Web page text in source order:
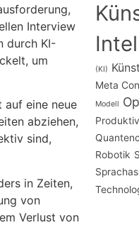
Interview
durch KI-
um
auf eine neue
abziehen,
sind,
in Zeiten,
von
Verlust von
(KI)
Meta
Modell
Robotik